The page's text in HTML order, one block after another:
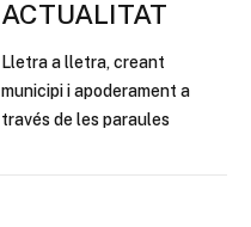
ACTUALITAT
Lletra a lletra, creant
municipi i apoderament a
través de les paraules